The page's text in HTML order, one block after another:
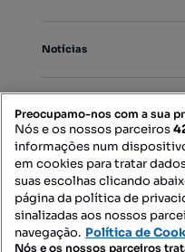
Notícias
Mapa do Site
Contacte-nos
Preocupamo-nos com a sua
Nós e os nossos parceiros
informações num
em cookies para tratar
suas escolhas clicando
página da política de
sinalizadas aos nossos
navegação. Política de
Nós e os nossos parceiros